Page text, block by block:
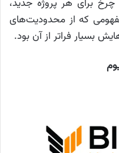
چرخ برای هر پروژه جدید،
که از محدودیت‌های
بسیار فراتر از آن بود.